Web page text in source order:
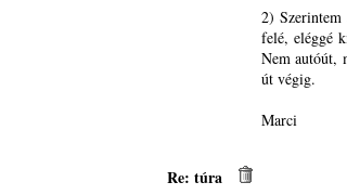
2)
felé, eléggé
Nem autóút,
út végig.
Marci
Re: túra